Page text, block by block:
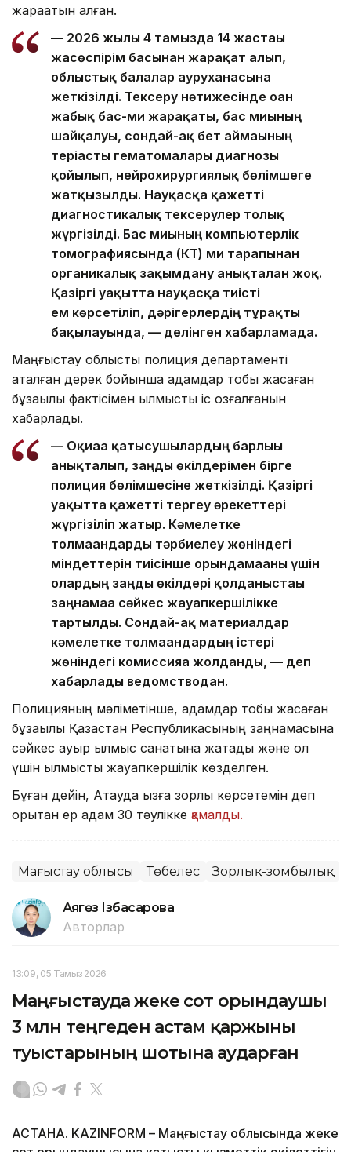
жарақатын алған.
— 2026 жылғы 4 тамызда 14 жастағы
жасөспірім басынан жарақат алып,
облыстық балалар ауруханасына
жеткізілді. Тексеру нәтижесінде оған
жабық бас-ми жарақаты, бас миының
шайқалуы, сондай-ақ бет аймағының
теріасты гематомалары диагнозы
қойылып, нейрохирургиялық бөлімшеге
жатқызылды. Науқасқа қажетті
диагностикалық тексерулер толық
жүргізілді. Бас миының компьютерлік
томографиясында (КТ) ми тарапынан
органикалық зақымдану анықталған жоқ.
Қазіргі уақытта науқасқа тиісті
ем көрсетіліп, дәрігерлердің тұрақты
бақылауында, — делінген хабарламада.
Маңғыстау облыстық полиция департаменті
аталған дерек бойынша адамдар тобы жасаған
бұзақылық фактісімен қылмыстық іс қозғалғанын
хабарлады.
— Оқиғаға қатысушылардың барлығы
анықталып, заңды өкілдерімен бірге
полиция бөлімшесіне жеткізілді. Қазіргі
уақытта қажетті тергеу әрекеттері
жүргізіліп жатыр. Кәмелетке
толмағандарды тәрбиелеу жөніндегі
міндеттерін тиісінше орындамағаны үшін
олардың заңды өкілдері қолданыстағы
заңнамаға сәйкес жауапкершілікке
тартылды. Сондай-ақ материалдар
кәмелетке толмағандардың істері
жөніндегі комиссияға жолданды, — деп
хабарлады ведомстводан.
Полицияның мәліметінше, адамдар тобы жасаған
бұзақылық Қазақстан Республикасының заңнамасына
сәйкес ауыр қылмыс санатына жатады және ол
үшін қылмыстық жауапкершілік көзделген.
Бұған дейін, Ақтауда қызға зорлық көрсетемін деп
қорқытқан ер адам 30 тәулікке қамалды.
Маңғыстау облысы Төбелес Зорлық-зомбылық
Аягөз Ізбасарова
Авторлар
13:09, 05 Тамыз 2026
Маңғыстауда жеке сот орындаушы
3 млн теңгеден астам қаржыны
туыстарының шотына аударған
АСТАНА. KAZINFORM – Маңғыстау облысында жеке